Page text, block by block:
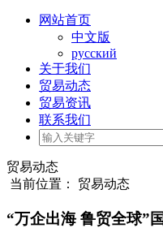
网站首页
中文版
русский
关于我们
贸易动态
贸易资讯
联系我们
贸易动态
当前位置： 贸易动态
“万企出海 鲁贸全球”